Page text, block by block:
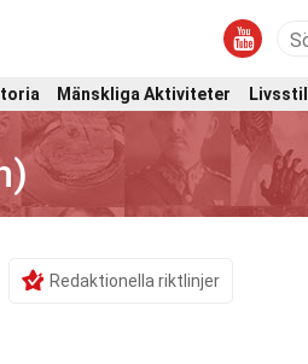
Mänskliga Aktiviteter Livsstil
Redaktionella riktlinjer